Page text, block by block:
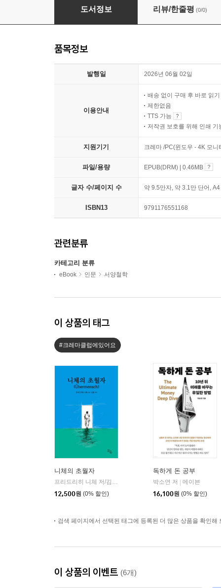
카뮈의 페스트, 재난 뒤에 남는 사람들
도서정보 리뷰/한줄평 (0/0)
품목정보
발행일 2026년 06월 02일
이용안내
배송 없이 구매 후 바로 읽기
제한없음
TTS 가능
저작권 보호를 위해 인쇄 기
지원기기 크레마 /PC(윈도우 - 4K 모
파일/용량 EPUB(DRM) | 0.46MB
글자 수/페이지 수 약 9.5만자, 약 3.1만 단어,
ISBN13 9791176551168
관련분류
카테고리 분류
eBook 인문 서양철학
이 상품의 태그
#크레마클럽에있어요
니체의 초월자
프리드리히 니체 저/김철 편역
12,500원 (0% 할인)
독하게 돈 공부
박소연 저
메이븐
16,100원 (0% 할인)
검색 페이지에서 선택된 태그에 등록된 더 많은 상품을 확인해
이 상품의 이벤트 (6개)